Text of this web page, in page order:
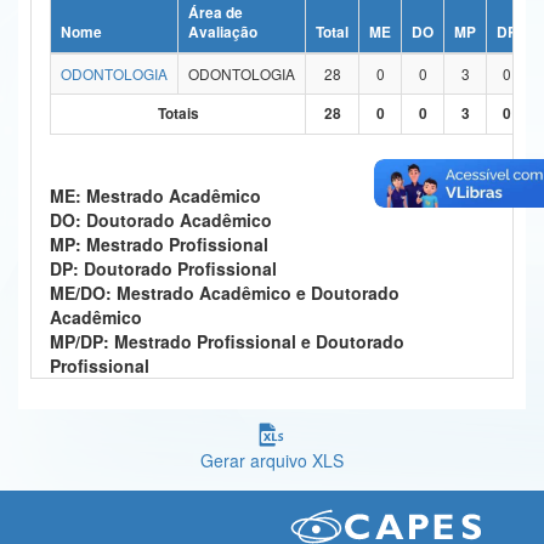
Ministério da Ciência, Tecnologia, Inovações e Comunicações
Ministério do Meio Ambiente
Controladoria-Geral da União
Ministério da Mulher, da Família e dos Direitos Humanos
Secretaria-Geral
Secretaria de Governo
Nome
Área de
Avaliação
Total ME DO MP DP
ODONTOLOGIA
ODONTOLOGIA 28 0 0 3
0
Totais
28 0 0 3 0
ME: Mestrado Acadêmico
DO: Doutorado Acadêmico
MP: Mestrado Profissional
DP: Doutorado Profissional
ME/DO: Mestrado Acadêmico e Doutorado
Acadêmico
MP/DP: Mestrado Profissional e Doutorado
Profissional
Gerar arquivo XLS